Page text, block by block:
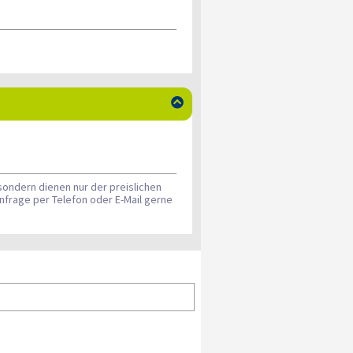

dienen nur der preislichen
per Telefon oder E-Mail gerne